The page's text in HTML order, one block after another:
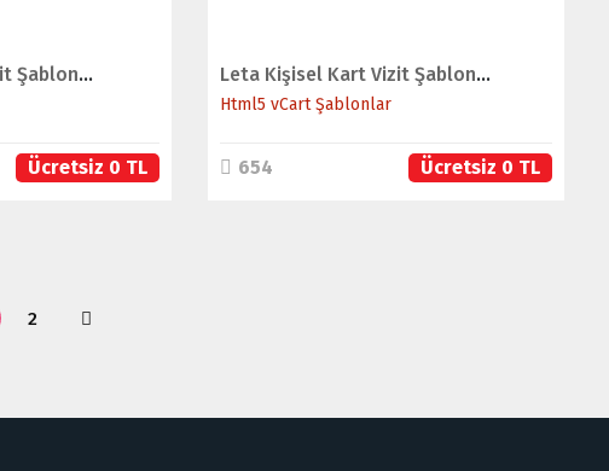
Flat Kişisel Kart Vizit Şablonu (Mobil Uyumlu)
Ücretsiz 0 TL
Leta Kişisel Kart Vizit Şablonu (Mobil Uyumlu)
Html5 vCart Şablonlar
654 Ücretsiz 0 TL
2